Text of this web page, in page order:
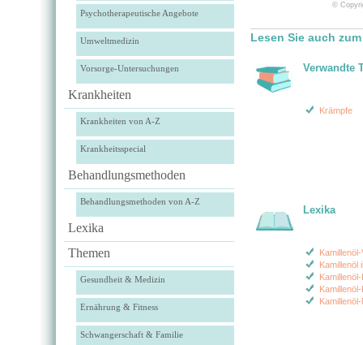
Psychotherapeutische Angebote
Umweltmedizin
Vorsorge-Untersuchungen
Krankheiten
Krankheiten von A-Z
Krankheitsspecial
Behandlungsmethoden
Behandlungsmethoden von A-Z
Lexika
Themen
Gesundheit & Medizin
Ernährung & Fitness
Schwangerschaft & Familie
©
Lesen Sie auch
Verwandte
Krämpfe
Lexika
Kamillenöl